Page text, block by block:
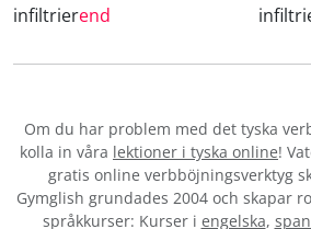
infiltrierend
Om du har problem med det tyska
kolla in våra lektioner i tyska online!
gratis online verbböjningsverktyg
Gymglish grundades 2004 och skapar
språkkurser: Kurser i engelska,